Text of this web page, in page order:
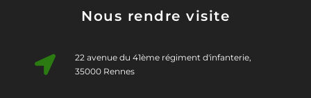
Nous rendre visite
22 avenue du 41ème régiment d'infanterie,
35000 Rennes